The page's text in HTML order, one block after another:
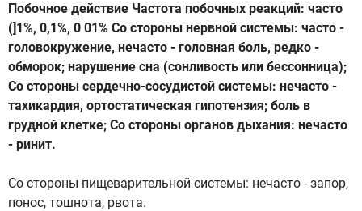
Побочное действие Частота побочных реакций: часто
(]1%, 0,1%, 0 01% Со стороны нервной системы: часто -
головокружение, нечасто - головная боль, редко -
обморок; нарушение сна (сонливость или бессонница);
Со стороны сердечно-сосудистой системы: нечасто -
тахикардия, ортостатическая гипотензия; боль в
грудной клетке; Со стороны органов дыхания: нечасто
- ринит.
Со стороны пищеварительной системы: нечасто - запор,
понос, тошнота, рвота.